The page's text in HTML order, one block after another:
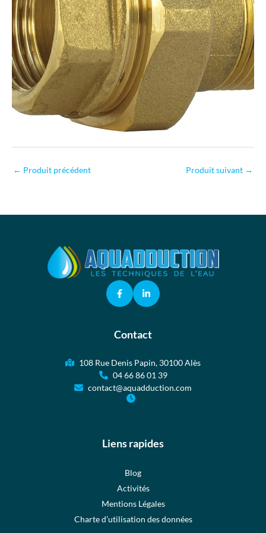
← Produit précédent Produit suivant →
Contact
108 Rue Denis Papin, 30100 Alès
04 66 86 01 39
contact@aquadduction.com
Liens rapides
Blog
Activités
Mentions Légales
Charte d’utilisation des données